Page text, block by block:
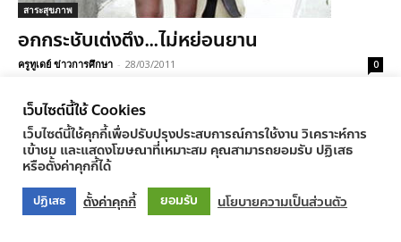
สาระสุขภาพ
อกกระชับเต่งตึง…ไม่หย่อนยาน
ครูทูเดย์ ข่าวการศึกษา - 28/03/2011 0
© Newspaper WordPress Theme by TagDiv
เว็บไซต์นี้ใช้ Cookies
เว็บไซต์นี้ใช้คุกกี้เพื่อปรับปรุงประสบการณ์การใช้งาน วิเคราะห์การ
เข้าชม และแสดงโฆษณาที่เหมาะสม คุณสามารถยอมรับ ปฏิเสธ
หรือตั้งค่าคุกกี้ได้
ปฏิเสธ ตั้งค่าคุกกี้ ยอมรับ นโยบายความเป็นส่วนตัว